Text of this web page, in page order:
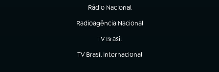
Rádio Nacional
Radioagência Nacional
(abre em nova aba)
TV Brasil
(abre em nova aba)
TV Brasil Internacional
(abre em nova aba)